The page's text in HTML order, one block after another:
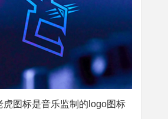
虎图标是音乐监制的logo图标